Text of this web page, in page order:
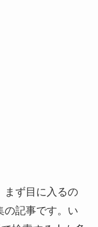
まず目に入るの
の記事です。い